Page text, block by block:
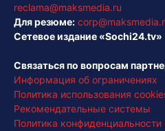
reclama@maksmedia.ru
Для резюме:
Сетевое издание «Sochi24.tv»
Связаться по вопросам
Информация об ограничениях
Политика использования
Рекомендательные системы
Политика